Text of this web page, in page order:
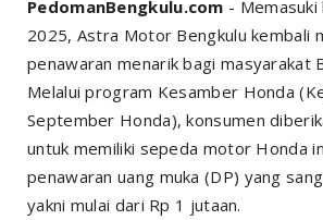
PedomanBengkulu.com -
2025, Astra Motor Bengkulu kembali
penawaran menarik bagi masyarakat
Melalui program Kesamber Honda
September Honda), konsumen
untuk memiliki sepeda motor Honda
penawaran uang muka (DP) yang
yakni mulai dari Rp 1 jutaan.